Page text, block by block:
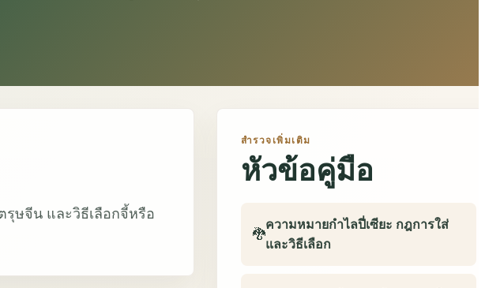
ษจีน และวิธีเลือกจี้หรือ
สำรวจเพิ่มเติม
หัวข้อคู่มือ
🐉
ความหมายกำไลปี่เซียะ กฎการใส่
และวิธีเลือก